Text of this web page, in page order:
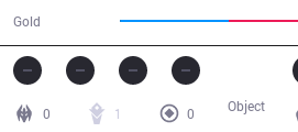
Gold
0 1
0
Object